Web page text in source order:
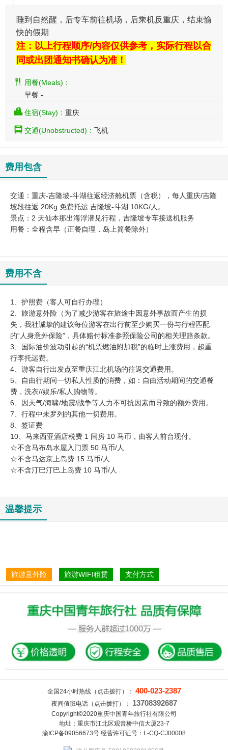
睡到自然醒，后专车前往机场，后乘机反重庆，结束愉
快的假期
注：以上行程顺序/内容仅供参考，实际行程以合
同或出团通知书确认为准！
用餐(Meals)：
早餐 -
住宿(Stay)： 重庆
交通(Unobstructed)： 飞机
费用包含
交通：重庆-吉隆坡-斗湖往返经济舱机票（含税），每人重庆/吉隆
坡段往返 20Kg 免费托运 吉隆坡-斗湖 10KG/人。
景点：2 天仙本那出海浮潜见行程，吉隆坡专车接送机服务
用餐：全程含早（正餐自理，岛上简餐除外）
费用不含
1、护照费（客人可自行办理）
2、旅游意外险（为了减少游客在旅途中因意外事故而产生的损
失，我社诚挚的建议每位游客在出行前至少购买一份与行程匹配
的“人身意外保险”，具体赔付标准参照保险公司的相关理赔条款。
3、国际油价波动引起的“机票燃油附加税”的临时上涨费用，超重
行李托运费。
4、游客自行出发点至重庆江北机场的往返交通费用。
5、自由行期间一切私人性质的消费，如：自由活动期间的交通餐
费，洗衣//娱乐/私人购物等。
6、因天气/海啸/地震/战争等人力不可抗因素而导致的额外费用。
7、行程中未罗列的其他一切费用。
8、签证费
10、马来西亚酒店税费 1 间房 10 马币，由客人前台现付。
☆不含马布岛水屋入门票 50 马币/人
☆不含马达京上岛费 15 马币/人
☆不含汀巴汀巴上岛费 10 马币/人
温馨提示
旅游意外险 旅游WIFI租赁 支付方式
全国24小时热线（点击拨打）： 400-023-2387
夜间值班电话（点击拨打）： 13708392687
Copyright©2020重庆中国青年旅行社有限公司
地址：重庆市江北区观音桥中信大厦23-7
渝ICP备09056673号 经营许可证号：L-CQ-CJ00008